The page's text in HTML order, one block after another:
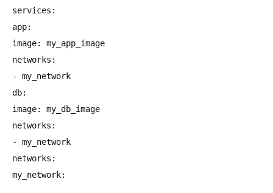
services:
app:
image: my_app_image
networks:
- my_network
db:
image: my_db_image
networks:
- my_network
networks:
my_network: